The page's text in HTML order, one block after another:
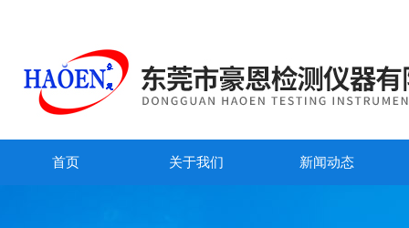
首页 关于我们 新闻动态